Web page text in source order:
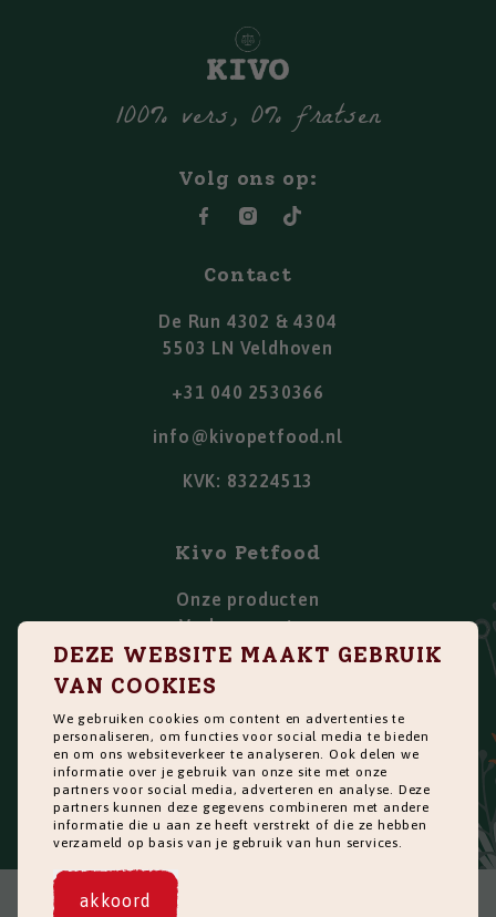
DEZE WEBSITE MAAKT GEBRUIK
VAN COOKIES
We gebruiken cookies om content en advertenties te
personaliseren, om functies voor social media te bieden
en om ons websiteverkeer te analyseren. Ook delen we
informatie over je gebruik van onze site met onze
partners voor social media, adverteren en analyse. Deze
partners kunnen deze gegevens combineren met andere
informatie die u aan ze heeft verstrekt of die ze hebben
verzameld op basis van je gebruik van hun services.
akkoord
100% vers, 0% fratsen
Volg ons op:
Contact
De Run 4302 & 4304
5503 LN Veldhoven
+31 040 2530366
info@kivopetfood.nl
KVK: 83224513
Kivo Petfood
Onze producten
Verkooppunten
Over ons
Werken bij
Manufacturing
Contact
Kivo Trainingsprogramma
2026